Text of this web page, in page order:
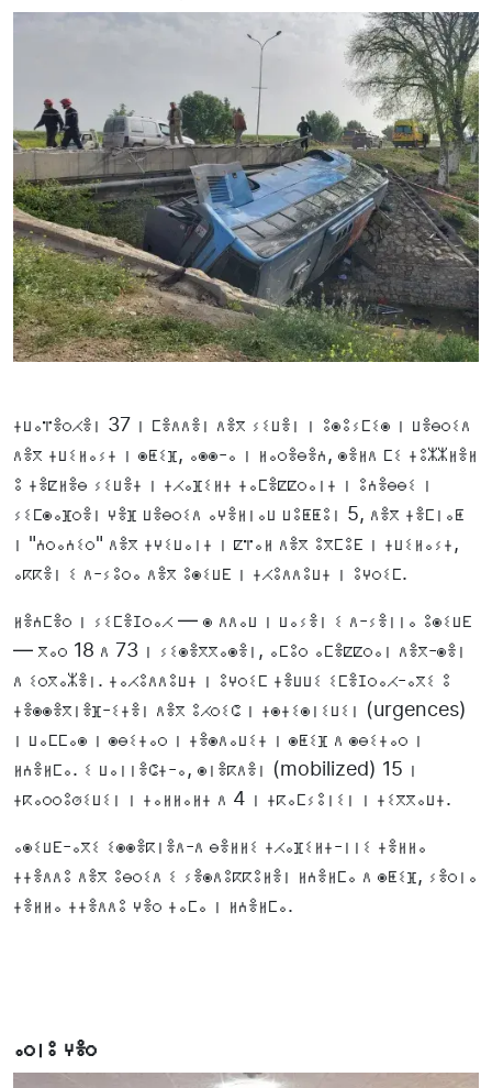
ⵜⵡⴰⴶⴻⵔⵃⴻⵏ 37 ⵏ ⵎⴻⴷⴷⴻⵏ ⴷⴻⴳ ⵢⵉⵡⴻⵏ ⵏ ⵓⵙⵓⵢⵎⵉⵙ ⵏ ⵡⴻⴱⵔⵉⴷ
ⴷⴻⴳ ⵜⵡⵉⵍⴰⵢⵜ ⵏ ⵙⵟⵉⴼ, ⴰⵙⵙ-ⴰ ⵏ ⵍⴰⵔⴻⴱⴻⵄ, ⵙⴻⵍⴷ ⵎⵉ ⵜⵓⵣⵣⵍⴻⵍ
ⵓ ⵜⴻⵇⵍⴻⴱ ⵢⵉⵡⴻⵜ ⵏ ⵜⵃⴰⴼⵉⵍⵜ ⵜⴰⵎⴻⵇⵇⵔⴰⵏⵜ ⵏ ⵓⵄⴻⴱⴱⵉ ⵏ
ⵢⵉⵎⵙⴰⴼⵔⴻⵏ ⵖⴻⴼ ⵡⴻⴱⵔⵉⴷ ⴰⵖⴻⵍⵏⴰⵡ ⵡⵓⵟⵟⵓⵏ 5, ⴷⴻⴳ ⵜⴻⵎⵏⴰⵟ
ⵏ "ⵄⵔⴰⵄⵉⵔ" ⴷⴻⴳ ⵜⵖⵉⵡⴰⵏⵜ ⵏ ⵇⴶⴰⵍ ⴷⴻⴳ ⵓⴳⵎⵓⴹ ⵏ ⵜⵡⵉⵍⴰⵢⵜ,
ⴰⴽⴽⴻⵏ ⵉ ⴷ-ⵢⵓⵔⴰ ⴷⴻⴳ ⵓⵙⵉⵡⴹ ⵏ ⵜⵃⵓⴷⴷⵓⵡⵜ ⵏ ⵓⵖⵔⵉⵎ.
ⵍⴻⵄⵎⴻⵔ ⵏ ⵢⵉⵎⴻⵊⵔⴰⵃ — ⵙ ⴷⴷⴰⵡ ⵏ ⵡⴰⵢⴻⵏ ⵉ ⴷ-ⵢⴻⵏⵏⴰ ⵓⵙⵉⵡⴹ
— ⴳⴰⵔ 18 ⴷ 73 ⵏ ⵢⵉⵙⴻⴳⴳⴰⵙⴻⵏ, ⴰⵎⵓⵔ ⴰⵎⴻⵇⵇⵔⴰⵏ ⴷⴻⴳ-ⵙⴻⵏ
ⴷ ⵉⵔⴳⴰⵣⴻⵏ. ⵜⴰⵃⵓⴷⴷⵓⵡⵜ ⵏ ⵓⵖⵔⵉⵎ ⵜⴻⵡⵡⵉ ⵉⵎⴻⵊⵔⴰⵃ-ⴰⴳⵉ ⵓ
ⵜⴻⵙⵙⴻⴳⵏⴻⴼ-ⵉⵜⴻⵏ ⴷⴻⴳ ⵓⵃⵔⵉⵛ ⵏ ⵜⵙⵜⵉⵙⵏⵉⵡⵉⵏ (urgences)
ⵏ ⵡⴰⵎⵎⴰⵙ ⵏ ⵙⴱⵉⵜⴰⵔ ⵏ ⵜⴻⵙⴷⴰⵡⵉⵜ ⵏ ⵙⵟⵉⴼ ⴷ ⵙⴱⵉⵜⴰⵔ ⵏ
ⵍⵄⴻⵍⵎⴰ. ⵉ ⵡⴰⵏⵏⴻⵛⵜ-ⴰ, ⵙⵏⴻⴽⴷⴻⵏ (mobilized) 15 ⵏ
ⵜⴽⴰⵔⵔⵓⵚⵉⵡⵉⵏ ⵏ ⵜⴰⵍⵍⴰⵍⵜ ⴷ 4 ⵏ ⵜⴽⴰⵎⵢⵓⵏⵉⵏ ⵏ ⵜⵉⴳⴳⴰⵡⵜ.
ⴰⵙⵉⵡⴹ-ⴰⴳⵉ ⵉⵙⵙⴻⴽⵏⴻⴷ-ⴷ ⴱⴻⵍⵍⵉ ⵜⵃⴰⴼⵉⵍⵜ-ⵏⵏⵉ ⵜⴻⵍⵍⴰ
ⵜⵜⴻⴷⴷⵓ ⴷⴻⴳ ⵓⴱⵔⵉⴷ ⵉ ⵢⴻⵙⴷⵓⴽⴽⵓⵍⴻⵏ ⵍⵄⴻⵍⵎⴰ ⴷ ⵙⵟⵉⴼ, ⵢⴻⵔⵏⴰ
ⵜⴻⵍⵍⴰ ⵜⵜⴻⴷⴷⵓ ⵖⴻⵔ ⵜⴰⵎⴰ ⵏ ⵍⵄⴻⵍⵎⴰ.
ⴰⵔⵏⵓ ⵖⴻⵔ